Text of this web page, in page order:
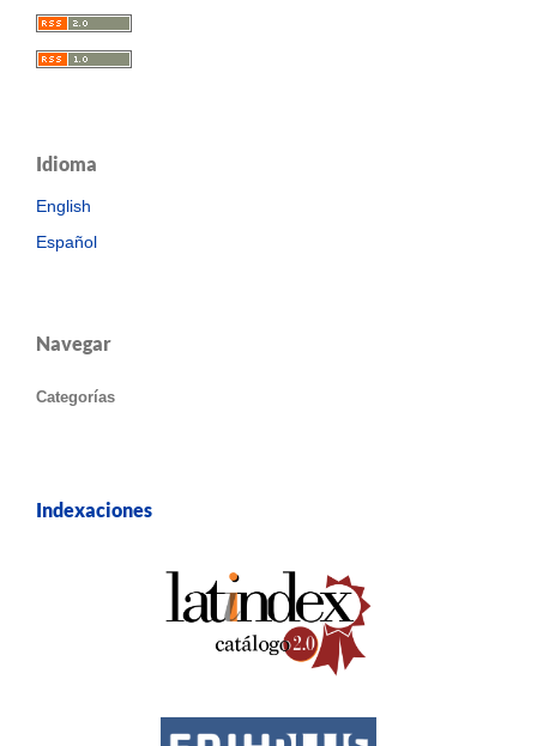
Idioma
English
Español
Navegar
Categorías
Indexaciones